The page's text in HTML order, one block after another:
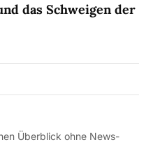
das Schweigen der
Überblick ohne News-